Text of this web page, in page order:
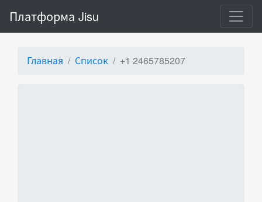
Платформа Jisu
Главная Список +1 2465785207